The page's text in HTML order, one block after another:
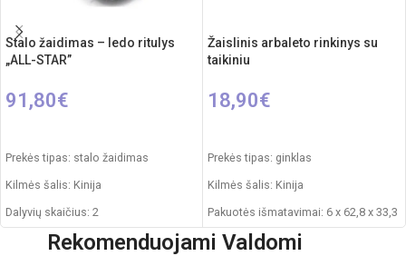
Stalo žaidimas – ledo ritulys
„ALL-STAR”
91,80€
Prekės tipas: stalo žaidimas
Kilmės šalis: Kinija
Dalyvių skaičius: 2
Pakuotės išmatavimai: 12 x 99 x 54
Žaislinis arbaleto rinkinys su
taikiniu
18,90€
Prekės tipas: ginklas
Kilmės šalis: Kinija
Pakuotės išmatavimai: 6 x 62,8 x 33,3
cm
Rekomenduojami Valdomi